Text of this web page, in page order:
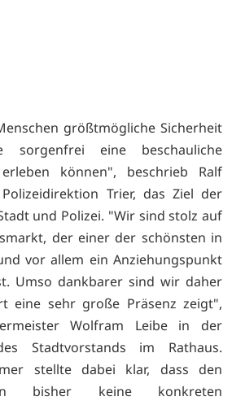
größtmögliche Sicherheit
sorgenfrei eine beschauliche
können", beschrieb Ralf
Trier, das Ziel der
und Polizei. "Wir sind stolz auf
der einer der schönsten in
vor allem ein Anziehungspunkt
Umso dankbarer sind wir daher
eine sehr große Präsenz zeigt",
Wolfram Leibe in der
Stadtvorstands im Rathaus.
stellte dabei klar, dass den
bisher keine konkreten